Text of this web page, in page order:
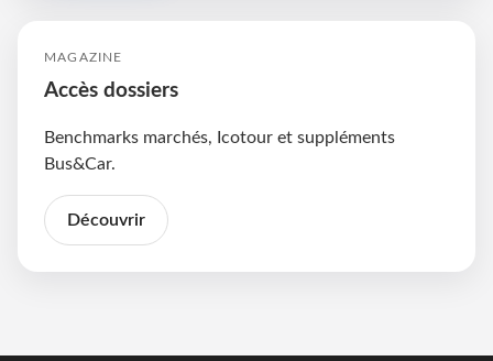
MAGAZINE
Accès dossiers
Benchmarks marchés, Icotour et suppléments
Bus&Car.
Découvrir